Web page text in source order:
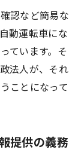
認など簡易な
動運転車にな
ています。そ
法人が、それ
ことになって
提供の義務